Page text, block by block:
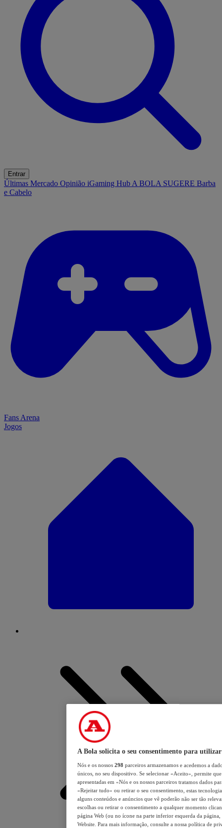
Entrar
Últimas Mercado Opinião iGaming Hub A BOLA SUGERE Barba
e Cabelo
Fans Arena
Jogos
A Bola solicita o seu consentimento para utilizar
Nós e os nossos 298 parceiros armazenamos e acedemos a
únicos, no seu dispositivo. Se selecionar «Aceito», permite
apresentadas em «Nós e os nossos parceiros tratamos dados
«Rejeitar tudo» ou retirar o seu consentimento, estas
alguns conteúdos e anúncios que vê poderão não ser tão
escolhas ou retirar o consentimento a qualquer momento
página Web (ou no ícone na parte inferior esquerda da página,
Website. Para mais informação, consulte a nossa política de